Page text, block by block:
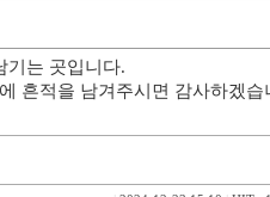
기는 곳입니다.
흔적을 남겨주시면 감사하겠습